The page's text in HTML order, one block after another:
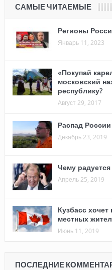
САМЫЕ ЧИТАЕМЫЕ
Регионы
Январь 11, 2023
«Покупай
московский
республику?
Август 29, 2017
Распад
Декабрь 23, 2019
Чему
Апрель 25, 2019
Кузбасс
местных
Июнь 11, 2019
ПОСЛЕДНИЕ